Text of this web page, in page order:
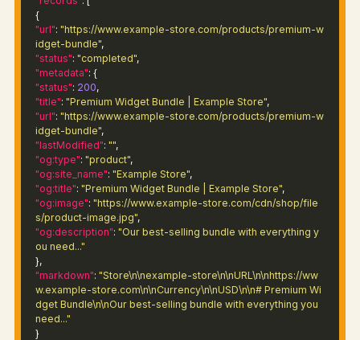
{
"url": "https://www.example-store.com/products/premium-w
idget-bundle",
"status": "completed",
"metadata": {
"status": 200,
"title": "Premium Widget Bundle | Example Store",
"url": "https://www.example-store.com/products/premium-w
idget-bundle",
"lastModified": "",
"og:type": "product",
"og:site_name": "Example Store",
"og:title": "Premium Widget Bundle | Example Store",
"og:image": "https://www.example-store.com/cdn/shop/file
s/product-image.jpg",
"og:description": "Our best-selling bundle with everything y
ou need..."
},
"markdown": "Store\n\nexample-store\n\nURL\n\nhttps://ww
w.example-store.com\n\nCurrency\n\nUSD\n\n# Premium Wi
dget Bundle\n\nOur best-selling bundle with everything you
need..."
}